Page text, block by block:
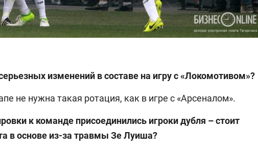
изменений в составе на игру с «Локомотивом»?
не нужна такая ротация, как в игре с «Арсеналом».
к команде присоединились игроки дубля – стоит
в основе из-за травмы Зе Луиша?